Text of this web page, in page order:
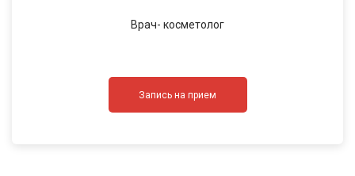
Врач- косметолог
Запись на прием